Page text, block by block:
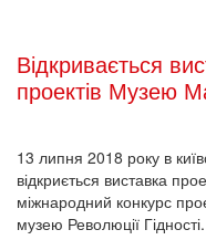
Відкривається
проектів Музею
13 липня 2018 року в
відкриється виставка
міжнародний конкурс
музею Революції Гідності.